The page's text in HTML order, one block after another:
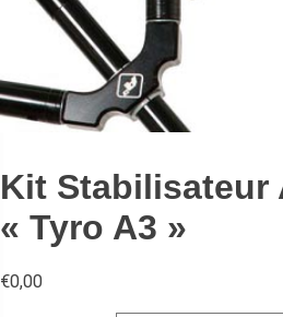
Kit Stabilisateur
« Tyro A3 »
€0,00